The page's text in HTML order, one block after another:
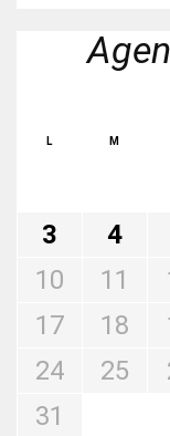
L M
3
4
10
11
17
18
24
25
31